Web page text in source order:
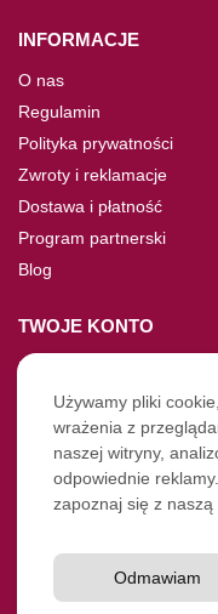
INFORMACJE
O nas
Regulamin
Polityka prywatności
Zwroty i reklamacje
Dostawa i płatność
Program partnerski
Blog
TWOJE KONTO
Moje konto
Nie pamiętasz hasła?
Twoje zamówienia
NASZE SOCIALE
Instagram
YouTube
Używamy pliki
wrażenia z
naszej witryny,
odpowiednie
zapoznaj się z naszą
Odmawiam